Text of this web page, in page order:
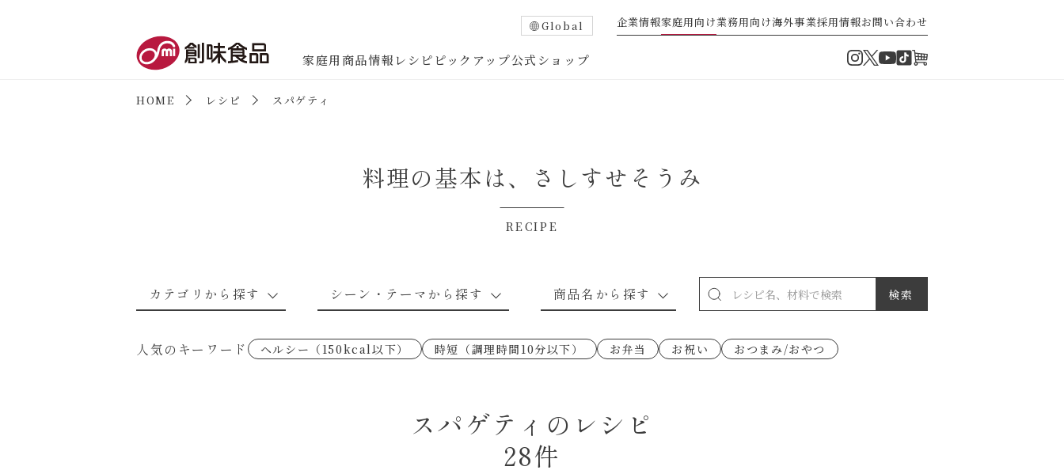
Global 企業情報家庭用向け業務用向け海外事業採用情報お問い合わせ
家庭用商品情報 レシピ ピックアップ公式ショップ Instagram
Twitter
YouTube
TikTok
HOME レシピ スパゲティ
料理の基本は、 さしすせそうみ
RECIPE
カテゴリから探す
野菜のレシピ 魚介のレシピ お肉のレシピ 卵・乳のレシピ 穀物類のレシピ 果実のレシピ
シーン・テーマから探す
なんでもナムル 下味冷凍 なんでも南蛮
考えるな、二代目で炒めろ！～○○の炒 朝シャン（ごはん派）
朝シャン（パン派）
肉ピクキノピク
グラタン/ドリア
シャンタン粉末（シャンタンチーズニン
商品名から探す
あえるハコネーゼカルボナーラ あえるハコネーゼトマトバジル あえるハコネーゼ高菜
あえるハコネーゼミートソース あえるハコネーゼ明太子 あえるハコネーゼナポリタン
あえるハコネーゼジェノベーゼ あえるハコネーゼペペロンチーノ あえるハコネーゼたらこクリーム
だしまろ酢 聖護院かぶらのもみじおろしぽん酢
ハコネーゼ 海老クリーム ハコネーゼ ボロネーゼ
ハコネーゼ カルボナーラ
ハコネーゼ アラビアータ
人気のキーワード ヘルシー（150kcal以下） 時短（調理時間10分以下） お弁当 お祝い おつまみ/おやつ
スパゲティのレシピ
28件